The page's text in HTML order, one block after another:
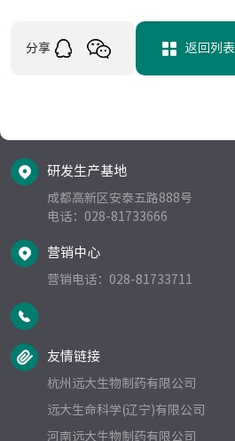
分享 返回列表
研发生产基地
成都高新区安泰五路888号
电话：028-81733666
营销中心
营销电话：028-81733711
友情链接
杭州远大生物制药有限公司
远大生命科学(辽宁)有限公司
河南远大生物制药有限公司